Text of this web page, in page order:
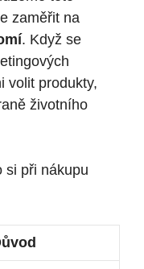
zaměřit na
. Když se
volit produkty,
životního
si při nákupu